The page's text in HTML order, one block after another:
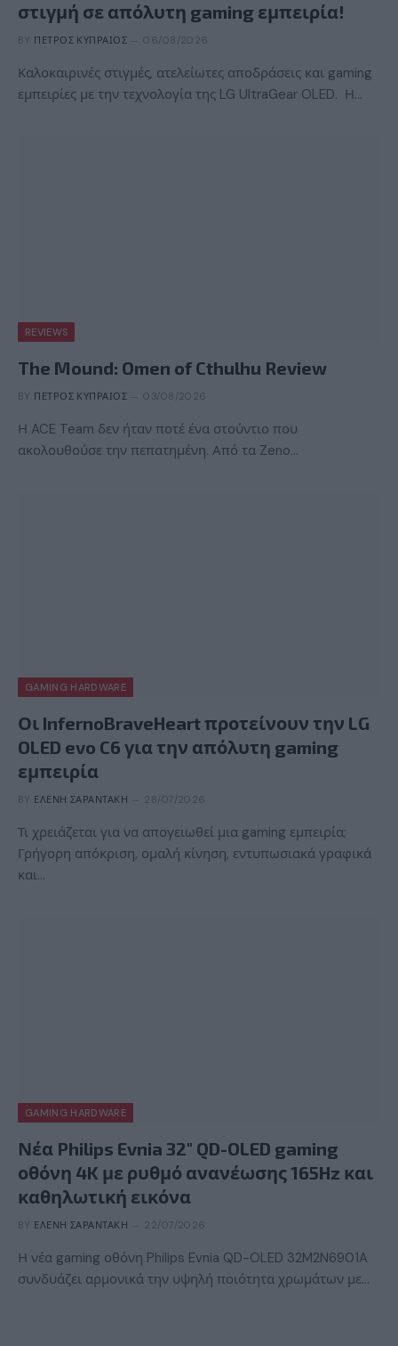
στιγμή σε απόλυτη gaming εμπειρία!
BY ΠΈΤΡΟΣ ΚΥΠΡΑΊΟΣ 06/08/2026
Καλοκαιρινές στιγμές, ατελείωτες αποδράσεις και gaming
εμπειρίες με την τεχνολογία της LG UltraGear OLED. Η…
REVIEWS
The Mound: Omen of Cthulhu Review
BY ΠΈΤΡΟΣ ΚΥΠΡΑΊΟΣ 03/08/2026
Η ACE Team δεν ήταν ποτέ ένα στούντιο που
ακολουθούσε την πεπατημένη. Από τα Zeno…
GAMING HARDWARE
Οι InfernoBraveHeart προτείνουν την LG
OLED evo C6 για την απόλυτη gaming
εμπειρία
BY ΕΛΈΝΗ ΣΑΡΑΝΤΆΚΗ 28/07/2026
Τι χρειάζεται για να απογειωθεί μια gaming εμπειρία;
Γρήγορη απόκριση, ομαλή κίνηση, εντυπωσιακά γραφικά
και…
GAMING HARDWARE
Νέα Philips Evnia 32″ QD-OLED gaming
οθόνη 4K με ρυθμό ανανέωσης 165Hz και
καθηλωτική εικόνα
BY ΕΛΈΝΗ ΣΑΡΑΝΤΆΚΗ 22/07/2026
Η νέα gaming οθόνη Philips Evnia QD-OLED 32M2N6901A
συνδυάζει αρμονικά την υψηλή ποιότητα χρωμάτων με…